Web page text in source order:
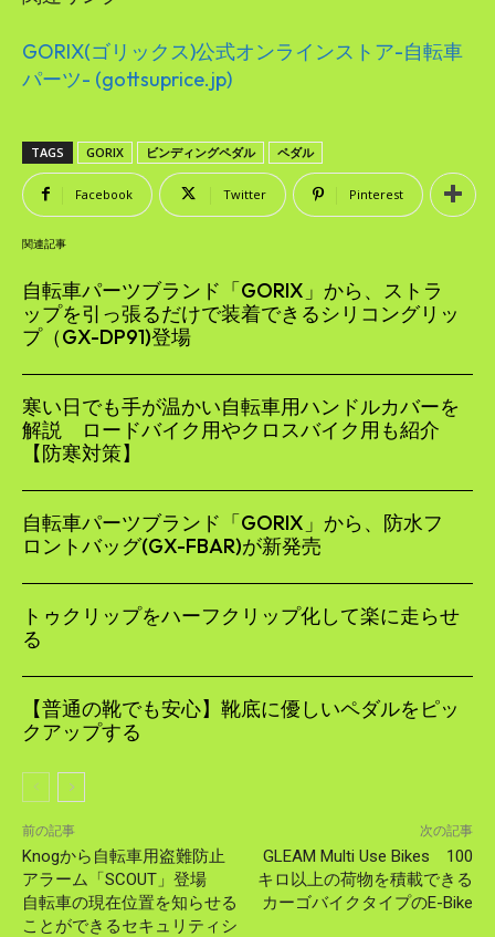
GORIX(ゴリックス)公式オンラインストア-自転車
パーツ- (gottsuprice.jp)
TAGS GORIX ビンディングペダル ペダル
Facebook Twitter Pinterest
関連記事
自転車パーツブランド「GORIX」から、ストラ
ップを引っ張るだけで装着できるシリコングリッ
プ（GX-DP91)登場
寒い日でも手が温かい自転車用ハンドルカバーを
解説 ロードバイク用やクロスバイク用も紹介
【防寒対策】
自転車パーツブランド「GORIX」から、防水フ
ロントバッグ(GX-FBAR)が新発売
トゥクリップをハーフクリップ化して楽に走らせ
る
【普通の靴でも安心】靴底に優しいペダルをピッ
クアップする
前の記事
Knogから自転車用盗難防止
アラーム「SCOUT」登場
自転車の現在位置を知らせる
ことができるセキュリティシ
次の記事
GLEAM Multi Use Bikes 100
キロ以上の荷物を積載できる
カーゴバイクタイプのE-Bike